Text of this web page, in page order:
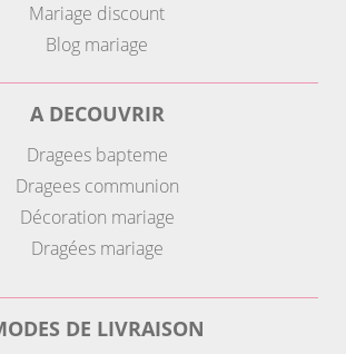
Mariage discount
Blog mariage
A DECOUVRIR
Dragees bapteme
Dragees communion
Décoration mariage
Dragées mariage
DE LIVRAISON